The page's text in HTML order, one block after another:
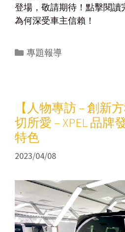
登場，敬請期待！點擊閱讀
為何深受車主信賴！
專題報導
【人物專訪 – 創新
切所愛 – XPEL 品牌
特色
2023/04/08